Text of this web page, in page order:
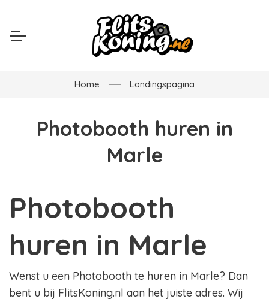
Home Landingspagina
Photobooth huren in
Marle
Photobooth
huren in Marle
Wenst u een Photobooth te huren in Marle? Dan
bent u bij FlitsKoning.nl aan het juiste adres. Wij